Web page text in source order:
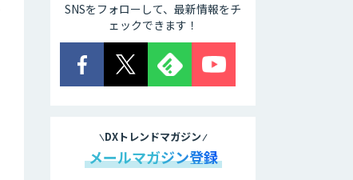
SNSをフォローして、最新情報をチ
ェックできます！
DXトレンドマガジン
メールマガジン登録